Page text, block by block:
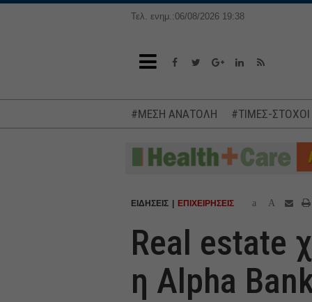
Τελ. ενημ.:06/08/2026 19:38
#ΜΕΣΗ ΑΝΑΤΟΛΗ #ΤΙΜΕΣ-
ΕΙΔΗΣΕΙΣ ΕΠΙΧΕΙΡΗΣΕΙΣ a A
Real estate
η Alpha